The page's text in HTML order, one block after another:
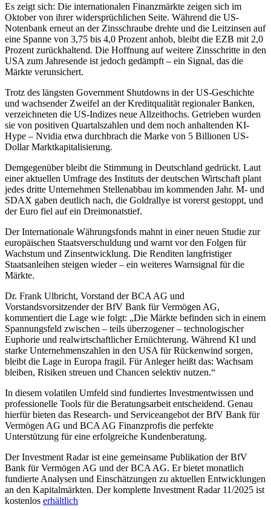
Es zeigt sich: Die internationalen Finanzmärkte zeigen sich im
Oktober von ihrer widersprüchlichen Seite. Während die US-
Notenbank erneut an der Zinsschraube drehte und die Leitzinsen auf
eine Spanne von 3,75 bis 4,0 Prozent anhob, bleibt die EZB mit 2,0
Prozent zurückhaltend. Die Hoffnung auf weitere Zinsschritte in den
USA zum Jahresende ist jedoch gedämpft – ein Signal, das die
Märkte verunsichert.
Trotz des längsten Government Shutdowns in der US-Geschichte
und wachsender Zweifel an der Kreditqualität regionaler Banken,
verzeichneten die US-Indizes neue Allzeithochs. Getrieben wurden
sie von positiven Quartalszahlen und dem noch anhaltenden KI-
Hype – Nvidia etwa durchbrach die Marke von 5 Billionen US-
Dollar Marktkapitalisierung.
Demgegenüber bleibt die Stimmung in Deutschland gedrückt. Laut
einer aktuellen Umfrage des Instituts der deutschen Wirtschaft plant
jedes dritte Unternehmen Stellenabbau im kommenden Jahr. M- und
SDAX gaben deutlich nach, die Goldrallye ist vorerst gestoppt, und
der Euro fiel auf ein Dreimonatstief.
Der Internationale Währungsfonds mahnt in einer neuen Studie zur
europäischen Staatsverschuldung und warnt vor den Folgen für
Wachstum und Zinsentwicklung. Die Renditen langfristiger
Staatsanleihen steigen wieder – ein weiteres Warnsignal für die
Märkte.
Dr. Frank Ulbricht, Vorstand der BCA AG und
Vorstandsvorsitzender der BfV Bank für Vermögen AG,
kommentiert die Lage wie folgt: „Die Märkte befinden sich in einem
Spannungsfeld zwischen – teils überzogener – technologischer
Euphorie und realwirtschaftlicher Ernüchterung. Während KI und
starke Unternehmenszahlen in den USA für Rückenwind sorgen,
bleibt die Lage in Europa fragil. Für Anleger heißt das: Wachsam
bleiben, Risiken streuen und Chancen selektiv nutzen.“
In diesem volatilen Umfeld sind fundiertes Investmentwissen und
professionelle Tools für die Beratungsarbeit entscheidend. Genau
hierfür bieten das Research- und Serviceangebot der BfV Bank für
Vermögen AG und BCA AG Finanzprofis die perfekte
Unterstützung für eine erfolgreiche Kundenberatung.
Der Investment Radar ist eine gemeinsame Publikation der BfV
Bank für Vermögen AG und der BCA AG. Er bietet monatlich
fundierte Analysen und Einschätzungen zu aktuellen Entwicklungen
an den Kapitalmärkten. Der komplette Investment Radar 11/2025 ist
kostenlos erhältlich